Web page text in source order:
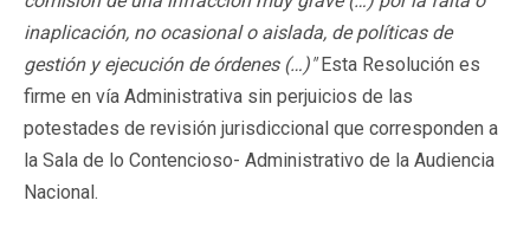
inaplicación, no ocasional o aislada, de políticas de
gestión y ejecución de órdenes (…)"Esta Resolución es
firme en vía Administrativa sin perjuicios de las
potestades de revisión jurisdiccional que corresponden a
la Sala de lo Contencioso- Administrativo de la Audiencia
Nacional.